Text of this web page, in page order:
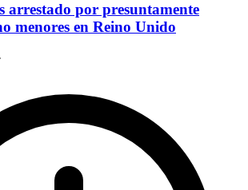
arrestado por presuntamente
menores en Reino Unido